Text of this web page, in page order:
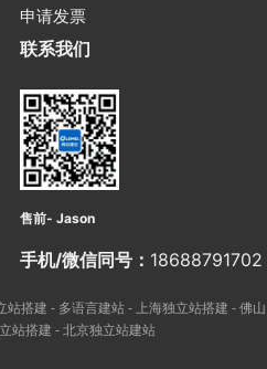
申请发票
联系我们
售前- Jason
手机/微信同号： 18688791702
站搭建 - 多语言建站 - 上海独立站搭建 - 佛山
站搭建 - 北京独立站建站